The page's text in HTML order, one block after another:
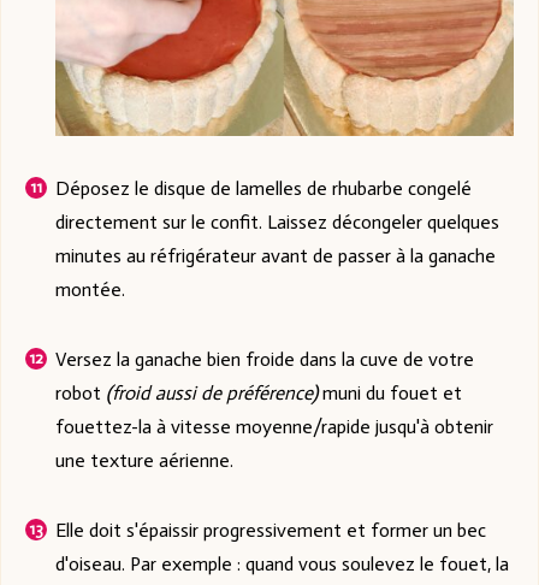
Déposez le disque de lamelles de rhubarbe congelé
directement sur le confit. Laissez décongeler quelques
minutes au réfrigérateur avant de passer à la ganache
montée.
Versez la ganache bien froide dans la cuve de votre
robot (froid aussi de préférence)muni du fouet et
fouettez-la à vitesse moyenne/rapide jusqu'à obtenir
une texture aérienne.
Elle doit s'épaissir progressivement et former un bec
d'oiseau. Par exemple : quand vous soulevez le fouet, la